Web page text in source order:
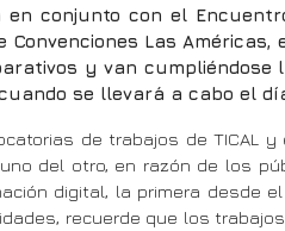
en conjunto con el
Convenciones Las
y van cumpliéndose
se llevará a cabo el
de trabajos de TICAL
del otro, en razón de los
digital, la primera desde
recuerde que los